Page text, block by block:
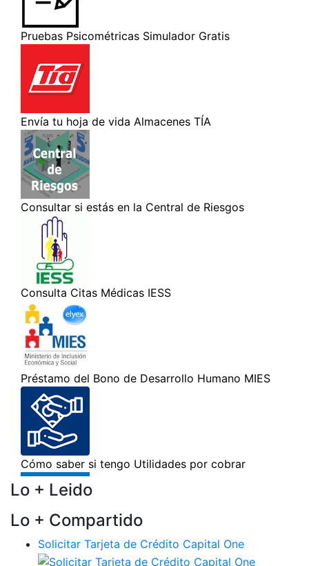
Lo + Leido
Lo + Compartido
Solicitar Tarjeta de Crédito Capital One